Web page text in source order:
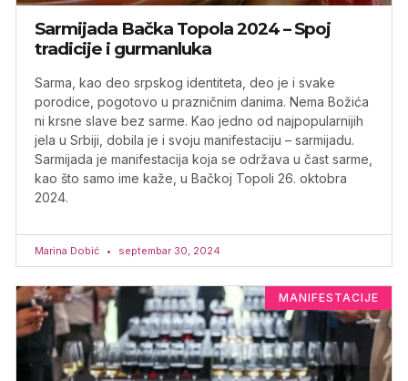
Sarmijada Bačka Topola 2024 – Spoj
tradicije i gurmanluka
Sarma, kao deo srpskog identiteta, deo je i svake
porodice, pogotovo u prazničnim danima. Nema Božića
ni krsne slave bez sarme. Kao jedno od najpopularnijih
jela u Srbiji, dobila je i svoju manifestaciju – sarmijadu.
Sarmijada je manifestacija koja se održava u čast sarme,
kao što samo ime kaže, u Bačkoj Topoli 26. oktobra
2024.
Marina Dobić septembar 30, 2024
MANIFESTACIJE